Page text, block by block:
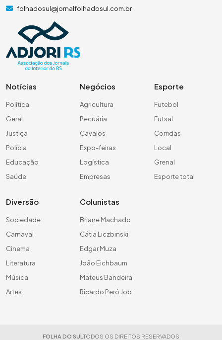
folhadosul@jornalfolhadosul.com.br
Notícias
Política
Geral
Justiça
Polícia
Educação
Saúde
Negócios
Agricultura
Pecuária
Cavalos
Expo-feiras
Logística
Empresas
Esporte
Futebol
Futsal
Corridas
Local
Grenal
Esporte total
Diversão
Sociedade
Carnaval
Cinema
Literatura
Música
Artes
Colunistas
Briane Machado
Cátia Liczbinski
Edgar Muza
João Eichbaum
Mateus Bandeira
Ricardo Peró Job
FOLHA DO SUL TODOS OS DIREITOS RESERVADOS